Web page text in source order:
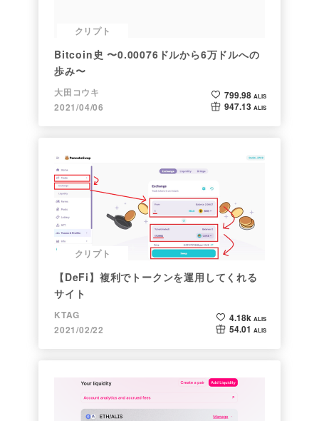
クリプト
Bitcoin史 〜0.00076ドルから6万ドルへの
歩み〜
大田コウキ
2021/04/06
799.98 ALIS
947.13 ALIS
クリプト
【DeFi】複利でトークンを運用してくれる
サイト
KTAG
2021/02/22
4.18k ALIS
54.01 ALIS